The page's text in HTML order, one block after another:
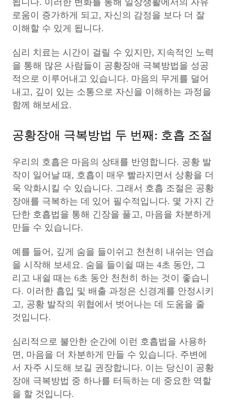
됩니다. 이러한 변화를 통해 일상생활에서의 자유
로움이 증가하게 되고, 자신의 감정을 보다 더 잘
이해할 수 있게 됩니다.
심리 치료는 시간이 걸릴 수 있지만, 지속적인 노력
을 통해 많은 사람들이 공황장애 극복방법을 성공
적으로 이루어내고 있습니다. 마음의 무게를 덜어
내고, 깊이 있는 소통으로 자신을 이해하는 과정을
함께 해보세요.
공황장애 극복방법 두 번째: 호흡 조절
우리의 호흡은 마음의 상태를 반영합니다. 공황 발
작이 일어날 때, 호흡이 매우 빨라지면서 상황을 더
욱 악화시킬 수 있습니다. 그래서 호흡 조절은 공황
장애를 극복하는 데 있어 필수적입니다. 몇 가지 간
단한 호흡법을 통해 긴장을 풀고, 마음을 차분하게
만들 수 있습니다.
예를 들어, 깊게 숨을 들이쉬고 천천히 내쉬는 연습
을 시작해 보세요. 숨을 들이쉴 때는 4초 동안, 그
리고 내쉴 때는 6초 동안 천천히 하는 것이 좋습니
다. 이러한 흡입 및 배출 과정은 신경계를 안정시키
고, 공황 발작의 위협에서 벗어나는 데 도움을 줄
것입니다.
심리적으로 불안한 순간에 이런 호흡법을 사용하
면, 마음을 더 차분하게 만들 수 있습니다. 주변에
서 자주 시도해 보길 권장합니다. 이는 당신이 공황
장애 극복방법 중 하나를 터득하는 데 중요한 역할
을 할 것입니다.